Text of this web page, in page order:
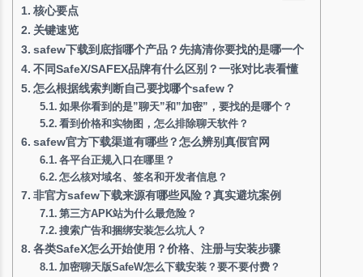
核心要点
关键速览
safew下载到底指哪个产品？先搞清你要找的是哪一个
不同SafeX/SAFEX品牌有什么区别？一张对比表看懂
怎么根据线索判断自己要找哪个safew？
如果你看到的是”聊天”和”加密”，要找的是哪个？
看到价格和实物图，怎么排除聊天软件？
safew官方下载渠道有哪些？怎么辨别真假官网
各平台正规入口在哪里？
怎么核对域名、签名和开发者信息？
非官方safew下载来源有哪些风险？真实避坑案例
第三方APK站为什么最危险？
搜索广告和捆绑安装怎么坑人？
各类SafeX怎么开始使用？价格、注册与安装步骤
加密聊天版SafeW怎么下载安装？要不要付费？